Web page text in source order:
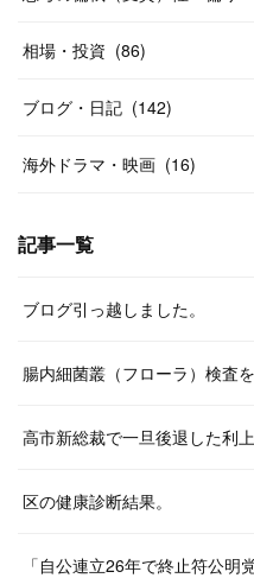
相場・投資 (86)
ブログ・日記 (142)
海外ドラマ・映画 (16)
記事一覧
ブログ引っ越しました。
腸内細菌叢（フローラ）検査
高市新総裁で一旦後退した利上
区の健康診断結果。
「自公連立26年で終止符公